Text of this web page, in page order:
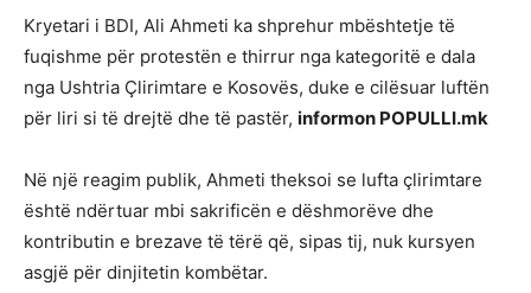
Kryetari i BDI, Ali Ahmeti ka shprehur mbështetje të
fuqishme për protestën e thirrur nga kategoritë e dala
nga Ushtria Çlirimtare e Kosovës, duke e cilësuar luftën
për liri si të drejtë dhe të pastër, informon POPULLI.mk
Në një reagim publik, Ahmeti theksoi se lufta çlirimtare
është ndërtuar mbi sakrificën e dëshmorëve dhe
kontributin e brezave të tërë që, sipas tij, nuk kursyen
asgjë për dinjitetin kombëtar.